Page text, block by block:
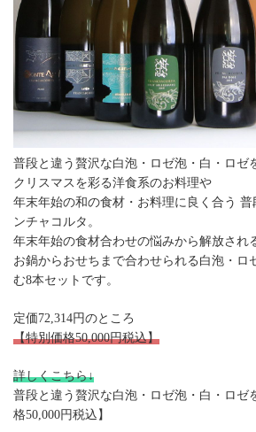
普段と違う贅沢な白泡・ロゼ泡・白・ロゼ
クリスマスを彩る洋食系のお料理や
年末年始の和の食材・お料理に良く合う
ンチャコルタ。
年末年始の食材合わせの悩みから解放され
お鍋からおせちまで合わせられる白泡・ロ
む8本セットです。
定価72,314円のところ
【特別価格50,000円税込】
詳しくこちら↓
普段と違う贅沢な白泡・ロゼ泡・白・ロゼ
格50,000円税込】